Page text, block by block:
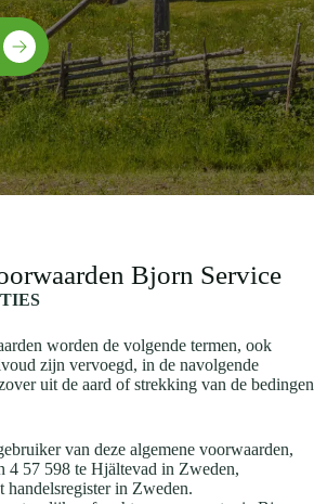
Bjorn Service
worden de volgende termen, ook
zijn vervoegd, in de navolgende
uit de aard of strekking van de bedingen
van deze algemene voorwaarden,
4 57 598 te Hjältevad in Zweden,
handelsregister in Zweden.